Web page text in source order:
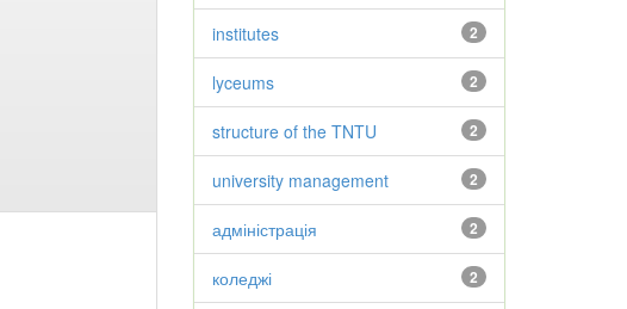
2
institutes
2
lyceums
2
structure of the TNTU
2
university management
2
адміністрація
2
коледжі